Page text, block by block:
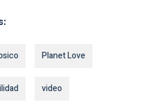
Planet Love
video